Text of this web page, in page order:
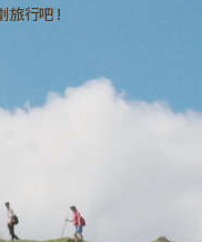
旅行吧 !